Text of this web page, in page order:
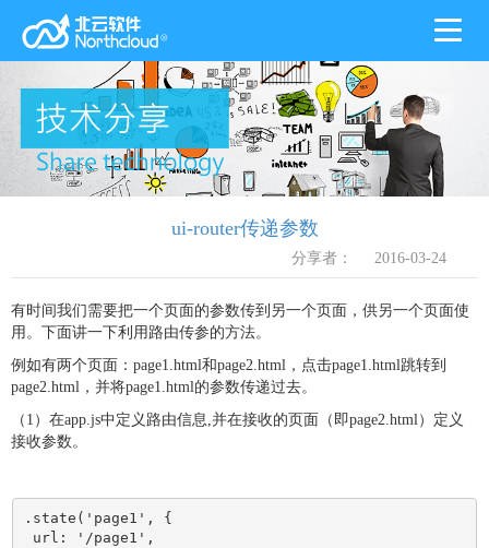
Toggle
ui-router传递参数
分享者： 2016-03-24
有时间我们需要把一个页面的参数传到另一个页面，供另一个页面使
用。下面讲一下利用路由传参的方法。
例如有两个页面：page1.html和page2.html，点击page1.html跳转到
page2.html，并将page1.html的参数传递过去。
（1）在app.js中定义路由信息,并在接收的页面（即page2.html）定义
接收参数。
.state('page1', {
url: '/page1',